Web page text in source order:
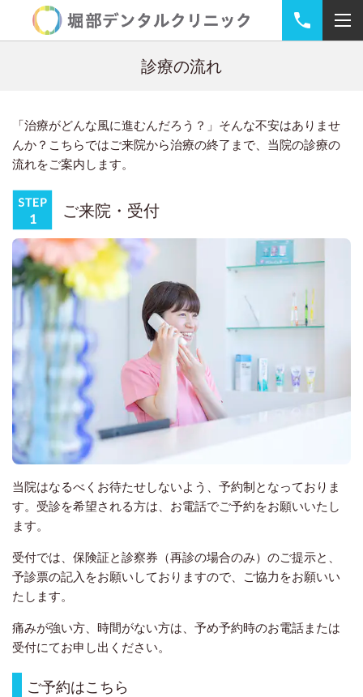
診療の流れ
「治療がどんな風に進むんだろう？」そんな不安はありませ
んか？ こちらではご来院から治療の終了まで、当院の診療の
流れをご案内します。
ご来院・受付
当院はなるべくお待たせしないよう、予約制となっておりま
す。受診を希望される方は、お電話でご予約をお願いいたし
ます。
受付では、保険証と診察券（再診の場合のみ）のご提示と、
予診票の記入をお願いしておりますので、ご協力をお願いい
たします。
痛みが強い方、時間がない方は、予め予約時のお電話または
受付にてお申し出ください。
ご予約はこちら